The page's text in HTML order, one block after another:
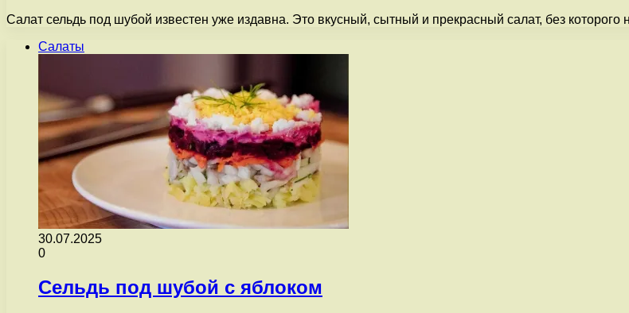
Салат сельдь под шубой известен уже издавна. Это вкусный, сытный и прекрасный салат, без
Салаты
30.07.2025
0
Сельдь под шубой с яблоком